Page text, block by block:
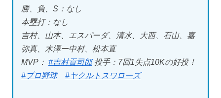
勝、負、S：なし
本塁打：なし
吉村、山本、エスパーダ、清水、大西、石山、嘉
弥真、木澤ー中村、松本直
MVP： #吉村貢司郎投手：7回1失点10Kの好投！
#プロ野球
#ヤクルトスワローズ